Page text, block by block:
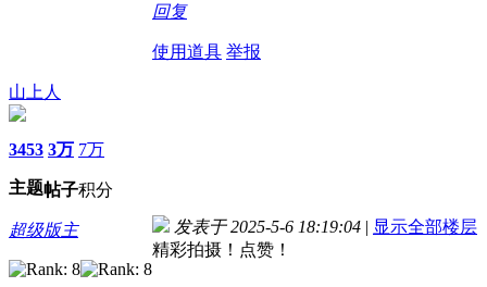
回复
使用道具 举报
山上人
3453
主题
3万
帖子
7万
积分
超级版主 发表于 2025-5-6 18:19:04 | 显示全部楼层
精彩拍摄！点赞！